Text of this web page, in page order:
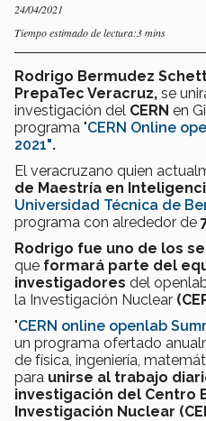
24/04/2021
Tiempo estimado de lectura:3 mins
Rodrigo Bermudez
PrepaTec Veracruz, se
investigación del CERN en
programa "CERN Online
2021".
El veracruzano quien
de Maestría en
Universidad Técnica de
programa con alrededor de
Rodrigo fue uno de los
que formará parte del
investigadores del
la Investigación Nuclear
"CERN online openlab
un programa ofertado
de física, ingeniería,
para unirse al trabajo
investigación del Centro
Investigación Nuclear (